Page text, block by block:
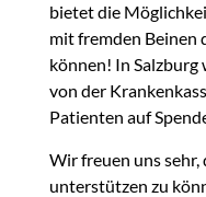
bietet die
mit fremden Beinen
können! In
von der
Patienten auf
Wir freuen uns
unterstützen zu